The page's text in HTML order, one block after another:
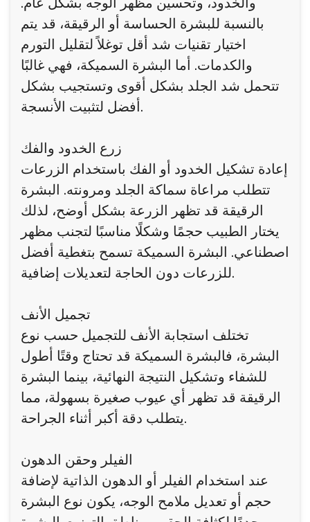
بالنسبة للبشرة الحساسة أو الرقيقة، قد يتم
اختيار تقنيات شد أقل توغلاً لتقليل التورم
والكدمات. أما البشرة السميكة، فهي غالبًا
تتحمل شد الجلد بشكل أقوى وتستجيب بشكل
أفضل لتثبيت الأنسجة.
زرع الخدود والفك
إعادة تشكيل الخدود أو الفك باستخدام الزرعات
تتطلب مراعاة سماكة الجلد ومرونته. البشرة
الرقيقة قد تظهر الزرعة بشكل أوضح، لذلك
يختار الطبيب حجمًا وشكلًا مناسبًا لتجنب مظهر
اصطناعي. البشرة السميكة تسمح بتغطية أفضل
للزرعات دون الحاجة لتعديلات إضافية.
تجميل الأنف
تختلف استجابة الأنف للتجميل حسب نوع
البشرة، فالبشرة السميكة قد تحتاج وقتًا أطول
للشفاء وتشكيل النتيجة النهائية، بينما البشرة
الرقيقة قد تظهر أي عيوب صغيرة بسهولة، مما
يتطلب دقة أكبر أثناء الجراحة.
الفيلر وحقن الدهون
عند استخدام الفيلر أو الدهون الذاتية لإضافة
حجم أو تعديل ملامح الوجه، يكون نوع البشرة